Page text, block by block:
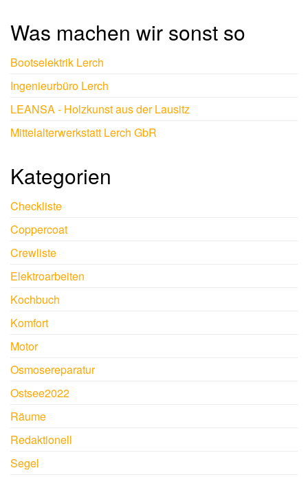
Was machen wir sonst so
Bootselektrik Lerch
Ingenieurbüro Lerch
LEANSA - Holzkunst aus der Lausitz
Mittelalterwerkstatt Lerch GbR
Kategorien
Checkliste
Coppercoat
Crewliste
Elektroarbeiten
Kochbuch
Komfort
Motor
Osmosereparatur
Ostsee2022
Räume
Redaktionell
Segel